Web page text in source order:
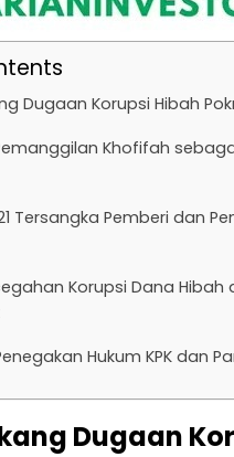
Dugaan Korupsi Hibah
Khofifah
Tersangka Pemberi dan
Korupsi Dana Hibah
Hukum KPK dan
Dugaan